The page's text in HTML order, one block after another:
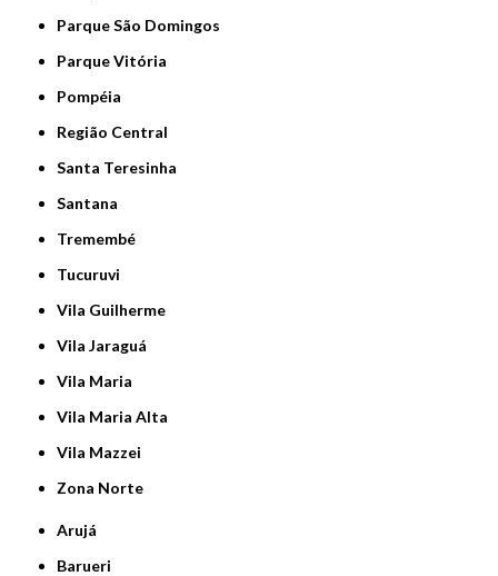
Parque São Domingos
Parque Vitória
Pompéia
Região Central
Santa Teresinha
Santana
Tremembé
Tucuruvi
Vila Guilherme
Vila Jaraguá
Vila Maria
Vila Maria Alta
Vila Mazzei
Zona Norte
Arujá
Barueri